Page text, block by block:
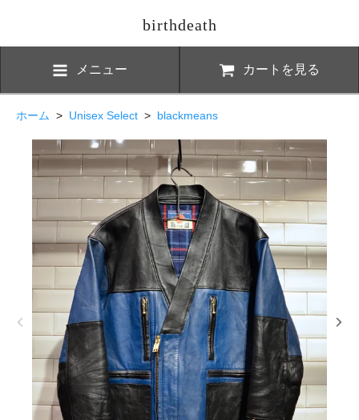
birthdeath
メニュー カートを見る
ホーム > Unisex Select > blackmeans